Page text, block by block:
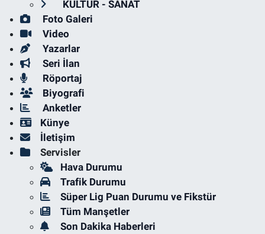
KÜLTÜR - SANAT
Foto Galeri
Video
Yazarlar
Seri İlan
Röportaj
Biyografi
Anketler
Künye
İletişim
Servisler
Hava Durumu
Trafik Durumu
Süper Lig Puan Durumu ve Fikstür
Tüm Manşetler
Son Dakika Haberleri